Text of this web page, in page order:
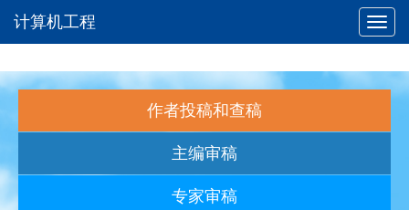
计算机工程
作者投稿和查稿
主编审稿
专家审稿